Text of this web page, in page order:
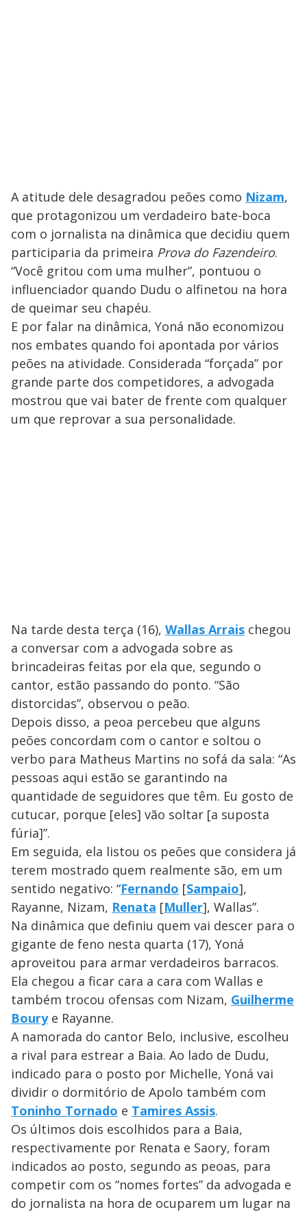
A atitude dele desagradou peões como Nizam,
que protagonizou um verdadeiro bate-boca
com o jornalista na dinâmica que decidiu quem
participaria da primeira Prova do Fazendeiro.
“Você gritou com uma mulher”, pontuou o
influenciador quando Dudu o alfinetou na hora
de queimar seu chapéu.
E por falar na dinâmica, Yoná não economizou
nos embates quando foi apontada por vários
peões na atividade. Considerada “forçada” por
grande parte dos competidores, a advogada
mostrou que vai bater de frente com qualquer
um que reprovar a sua personalidade.
Na tarde desta terça (16), Wallas Arrais chegou
a conversar com a advogada sobre as
brincadeiras feitas por ela que, segundo o
cantor, estão passando do ponto. “São
distorcidas”, observou o peão.
Depois disso, a peoa percebeu que alguns
peões concordam com o cantor e soltou o
verbo para Matheus Martins no sofá da sala: “As
pessoas aqui estão se garantindo na
quantidade de seguidores que têm. Eu gosto de
cutucar, porque [eles] vão soltar [a suposta
fúria]”.
Em seguida, ela listou os peões que considera já
terem mostrado quem realmente são, em um
sentido negativo: “Fernando [Sampaio],
Rayanne, Nizam, Renata [Muller], Wallas”.
Na dinâmica que definiu quem vai descer para o
gigante de feno nesta quarta (17), Yoná
aproveitou para armar verdadeiros barracos.
Ela chegou a ficar cara a cara com Wallas e
também trocou ofensas com Nizam, Guilherme
Bourye Rayanne.
A namorada do cantor Belo, inclusive, escolheu
a rival para estrear a Baia. Ao lado de Dudu,
indicado para o posto por Michelle, Yoná vai
dividir o dormitório de Apolo também com
Toninho Tornado e Tamires Assis.
Os últimos dois escolhidos para a Baia,
respectivamente por Renata e Saory, foram
indicados ao posto, segundo as peoas, para
competir com os “nomes fortes” da advogada e
do jornalista na hora de ocuparem um lugar na